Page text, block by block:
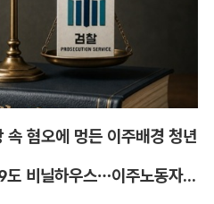
혐오에 멍든 이주배경 청년
[르포] 선풍기 하나 없는 39도 비닐하우스…이주노동자의 '악몽같은 폭염'